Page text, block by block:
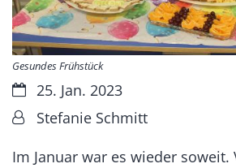
Gesundes Frühstück
Datum:25. Jan. 2023
Von:Stefanie Schmitt
Im Januar war es wieder soweit.